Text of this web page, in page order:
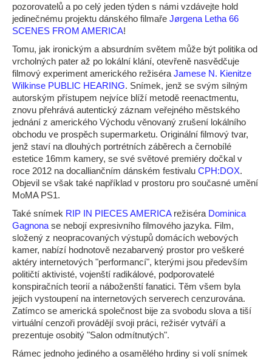
pozorovatelů a po celý jeden týden s námi vzdávejte hold
jedinečnému projektu dánského filmaře Jørgena Letha 66
SCENES FROM AMERICA!
Tomu, jak ironickým a absurdním světem může být politika od
vrcholných pater až po lokální klání, otevřeně nasvědčuje
filmový experiment amerického režiséra Jamese N. Kienitze
Wilkinse PUBLIC HEARING. Snímek, jenž se svým silným
autorským přístupem nejvíce blíží metodě reenactmentu,
znovu přehrává autentický záznam veřejného městského
jednání z amerického Východu věnovaný zrušení lokálního
obchodu ve prospěch supermarketu. Originální filmový tvar,
jenž staví na dlouhých portrétních záběrech a černobílé
estetice 16mm kamery, se své světové premiéry dočkal v
roce 2012 na docalliančním dánském festivalu CPH:DOX.
Objevil se však také například v prostoru pro současné umění
MoMA PS1.
Také snímek RIP IN PIECES AMERICArežiséra Dominica
Gagnona se nebojí expresivního filmového jazyka. Film,
složený z neopracovaných výstupů domácích webových
kamer, nabízí hodnotově nezabarvený prostor pro veškeré
aktéry internetových "performancí", kterými jsou především
političtí aktivisté, vojenští radikálové, podporovatelé
konspiračních teorií a náboženští fanatici. Těm všem byla
jejich vystoupení na internetových serverech cenzurována.
Zatímco se americká společnost bije za svobodu slova a tiší
virtuální cenzoři provádějí svoji práci, režisér vytváří a
prezentuje osobitý "Salon odmítnutých".
Rámec jednoho jediného a osamělého hrdiny si volí snímek